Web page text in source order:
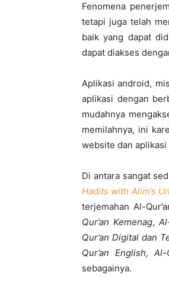
Fenomena
tetapi juga telah
baik yang dapat
dapat diakses
Aplikasi android,
aplikasi dengan
mudahnya
memilahnya, ini
website dan
Di antara sangat
Hadits with Alim’s
terjemahan Al-
Qur’an Kemenag,
Qur’an Digital dan
Qur’an English,
sebagainya.